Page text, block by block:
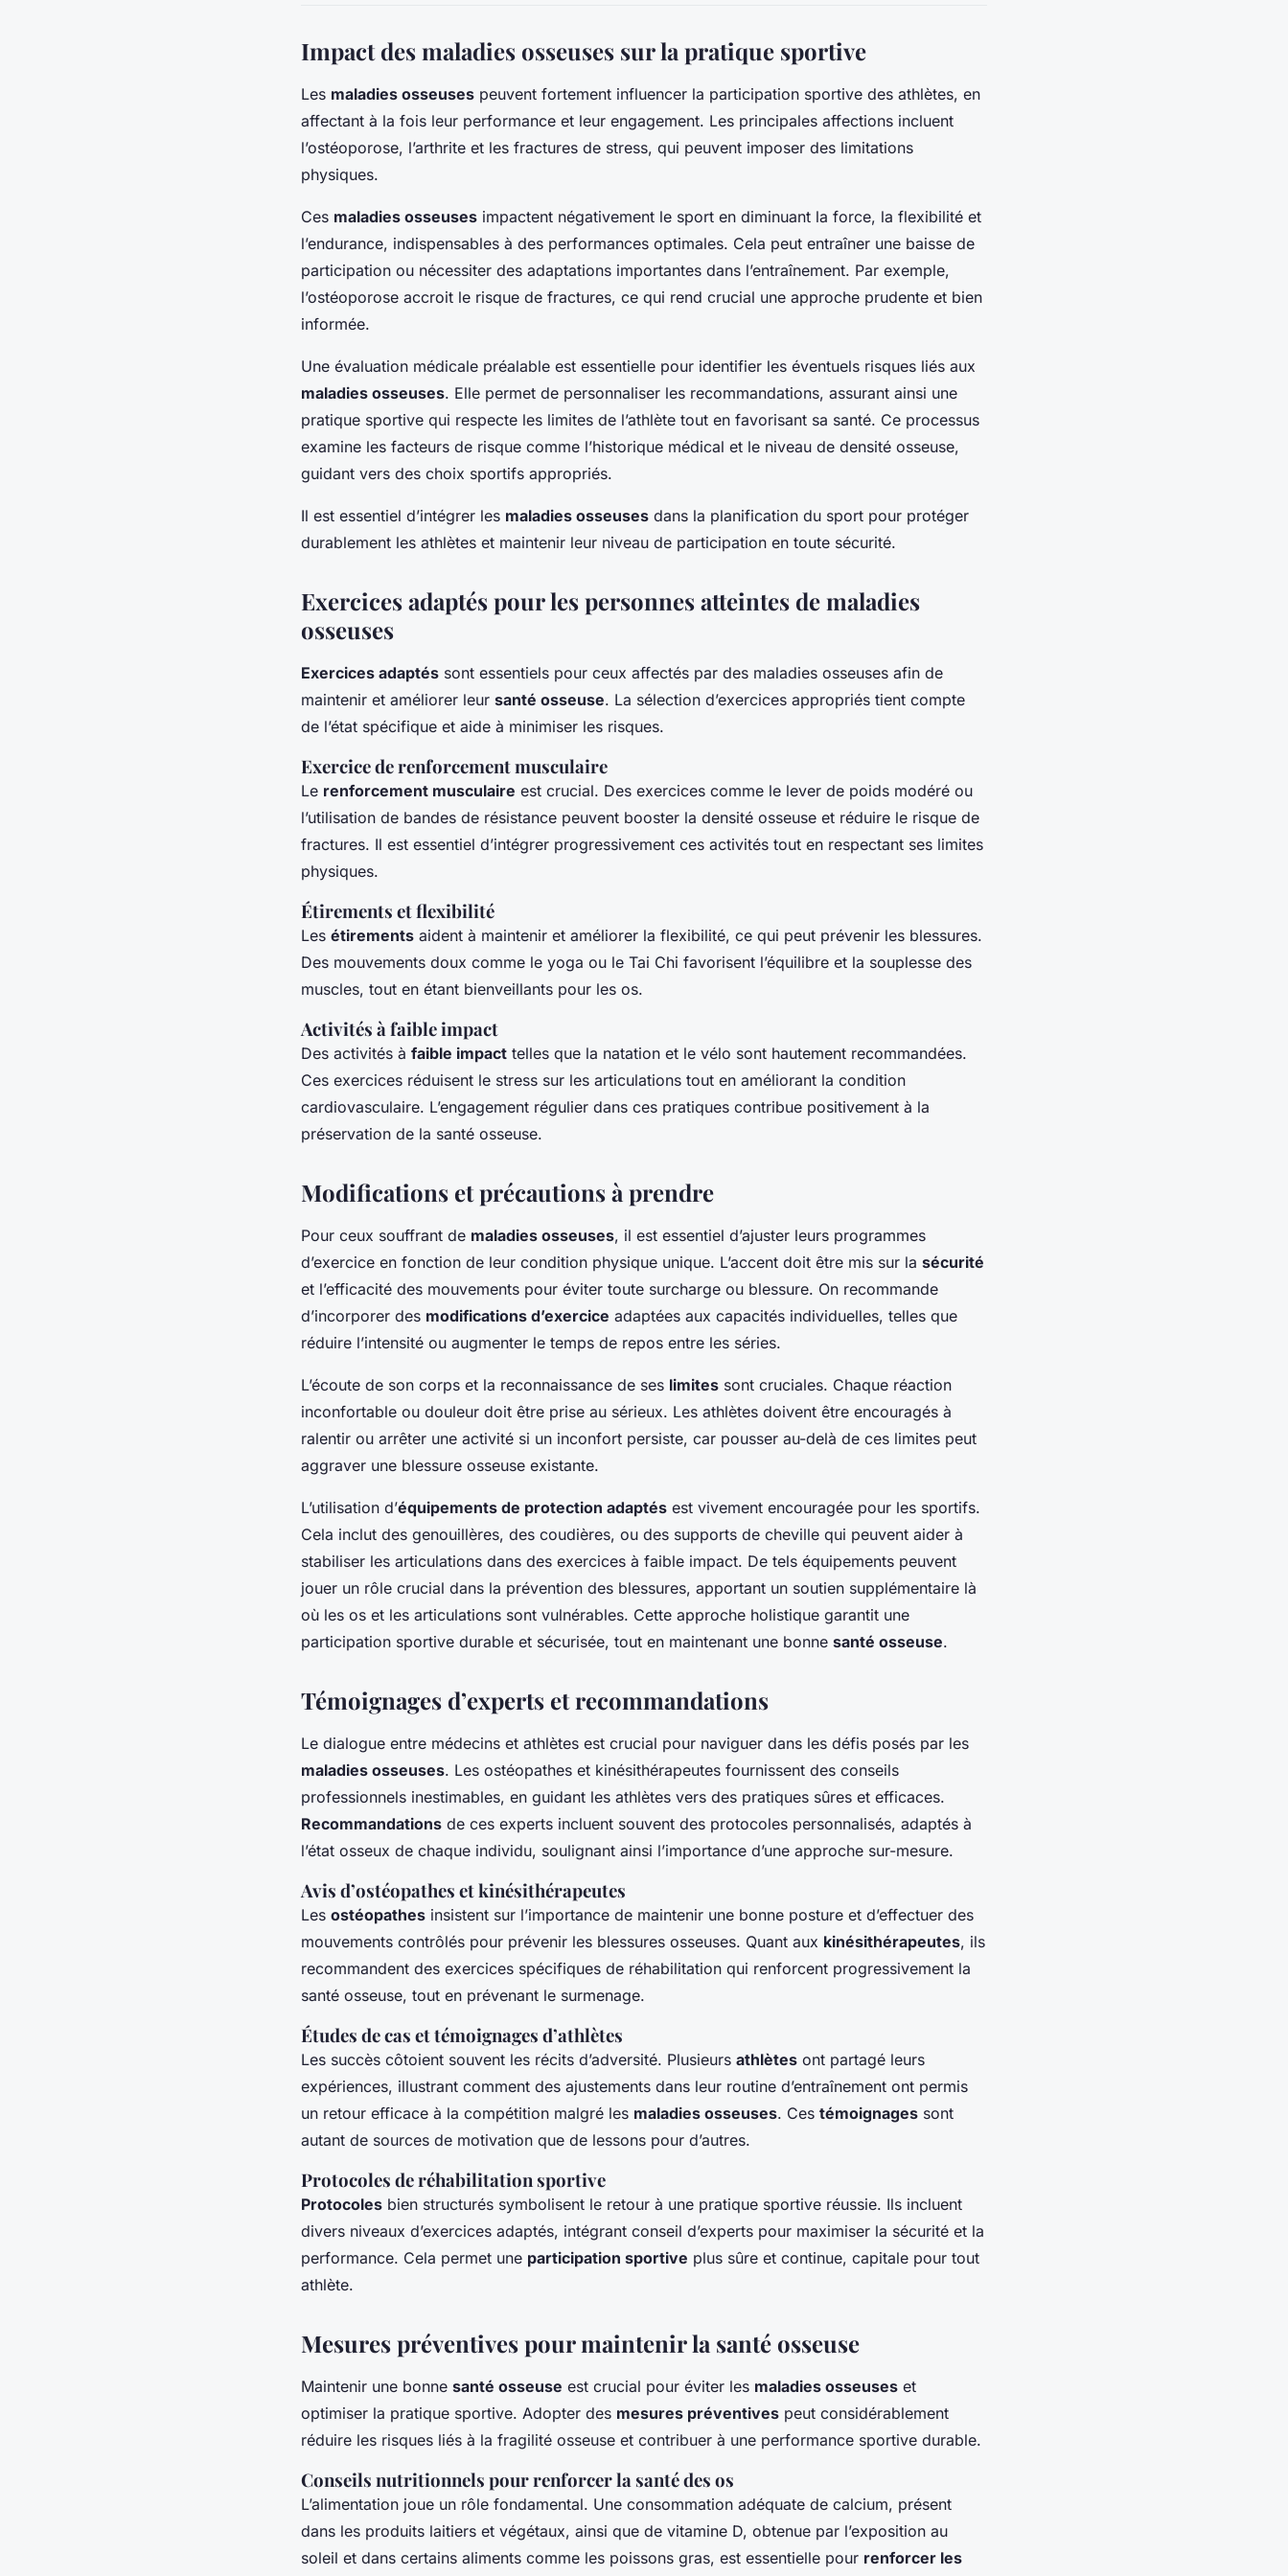
Impact des maladies osseuses sur la pratique sportive
Les maladies osseuses peuvent fortement influencer la participation sportive des athlètes, en
affectant à la fois leur performance et leur engagement. Les principales affections incluent
l’ostéoporose, l’arthrite et les fractures de stress, qui peuvent imposer des limitations
physiques.
Ces maladies osseuses impactent négativement le sport en diminuant la force, la flexibilité et
l’endurance, indispensables à des performances optimales. Cela peut entraîner une baisse de
participation ou nécessiter des adaptations importantes dans l’entraînement. Par exemple,
l’ostéoporose accroit le risque de fractures, ce qui rend crucial une approche prudente et bien
informée.
Une évaluation médicale préalable est essentielle pour identifier les éventuels risques liés aux
maladies osseuses. Elle permet de personnaliser les recommandations, assurant ainsi une
pratique sportive qui respecte les limites de l’athlète tout en favorisant sa santé. Ce processus
examine les facteurs de risque comme l’historique médical et le niveau de densité osseuse,
guidant vers des choix sportifs appropriés.
Il est essentiel d’intégrer les maladies osseuses dans la planification du sport pour protéger
durablement les athlètes et maintenir leur niveau de participation en toute sécurité.
Exercices adaptés pour les personnes atteintes de maladies
osseuses
Exercices adaptés sont essentiels pour ceux affectés par des maladies osseuses afin de
maintenir et améliorer leur santé osseuse. La sélection d’exercices appropriés tient compte
de l’état spécifique et aide à minimiser les risques.
Exercice de renforcement musculaire
Le renforcement musculaire est crucial. Des exercices comme le lever de poids modéré ou
l’utilisation de bandes de résistance peuvent booster la densité osseuse et réduire le risque de
fractures. Il est essentiel d’intégrer progressivement ces activités tout en respectant ses limites
physiques.
Étirements et flexibilité
Les étirements aident à maintenir et améliorer la flexibilité, ce qui peut prévenir les blessures.
Des mouvements doux comme le yoga ou le Tai Chi favorisent l’équilibre et la souplesse des
muscles, tout en étant bienveillants pour les os.
Activités à faible impact
Des activités à faible impact telles que la natation et le vélo sont hautement recommandées.
Ces exercices réduisent le stress sur les articulations tout en améliorant la condition
cardiovasculaire. L’engagement régulier dans ces pratiques contribue positivement à la
préservation de la santé osseuse.
Modifications et précautions à prendre
Pour ceux souffrant de maladies osseuses, il est essentiel d’ajuster leurs programmes
d’exercice en fonction de leur condition physique unique. L’accent doit être mis sur la sécurité
et l’efficacité des mouvements pour éviter toute surcharge ou blessure. On recommande
d’incorporer des modifications d’exercice adaptées aux capacités individuelles, telles que
réduire l’intensité ou augmenter le temps de repos entre les séries.
L’écoute de son corps et la reconnaissance de ses limites sont cruciales. Chaque réaction
inconfortable ou douleur doit être prise au sérieux. Les athlètes doivent être encouragés à
ralentir ou arrêter une activité si un inconfort persiste, car pousser au-delà de ces limites peut
aggraver une blessure osseuse existante.
L’utilisation d’équipements de protection adaptés est vivement encouragée pour les sportifs.
Cela inclut des genouillères, des coudières, ou des supports de cheville qui peuvent aider à
stabiliser les articulations dans des exercices à faible impact. De tels équipements peuvent
jouer un rôle crucial dans la prévention des blessures, apportant un soutien supplémentaire là
où les os et les articulations sont vulnérables. Cette approche holistique garantit une
participation sportive durable et sécurisée, tout en maintenant une bonne santé osseuse.
Témoignages d’experts et recommandations
Le dialogue entre médecins et athlètes est crucial pour naviguer dans les défis posés par les
maladies osseuses. Les ostéopathes et kinésithérapeutes fournissent des conseils
professionnels inestimables, en guidant les athlètes vers des pratiques sûres et efficaces.
Recommandations de ces experts incluent souvent des protocoles personnalisés, adaptés à
l’état osseux de chaque individu, soulignant ainsi l’importance d’une approche sur-mesure.
Avis d’ostéopathes et kinésithérapeutes
Les ostéopathes insistent sur l’importance de maintenir une bonne posture et d’effectuer des
mouvements contrôlés pour prévenir les blessures osseuses. Quant aux kinésithérapeutes, ils
recommandent des exercices spécifiques de réhabilitation qui renforcent progressivement la
santé osseuse, tout en prévenant le surmenage.
Études de cas et témoignages d’athlètes
Les succès côtoient souvent les récits d’adversité. Plusieurs athlètes ont partagé leurs
expériences, illustrant comment des ajustements dans leur routine d’entraînement ont permis
un retour efficace à la compétition malgré les maladies osseuses. Ces témoignages sont
autant de sources de motivation que de lessons pour d’autres.
Protocoles de réhabilitation sportive
Protocoles bien structurés symbolisent le retour à une pratique sportive réussie. Ils incluent
divers niveaux d’exercices adaptés, intégrant conseil d’experts pour maximiser la sécurité et la
performance. Cela permet une participation sportive plus sûre et continue, capitale pour tout
athlète.
Mesures préventives pour maintenir la santé osseuse
Maintenir une bonne santé osseuse est crucial pour éviter les maladies osseuses et
optimiser la pratique sportive. Adopter des mesures préventives peut considérablement
réduire les risques liés à la fragilité osseuse et contribuer à une performance sportive durable.
Conseils nutritionnels pour renforcer la santé des os
L’alimentation joue un rôle fondamental. Une consommation adéquate de calcium, présent
dans les produits laitiers et végétaux, ainsi que de vitamine D, obtenue par l’exposition au
soleil et dans certains aliments comme les poissons gras, est essentielle pour renforcer les